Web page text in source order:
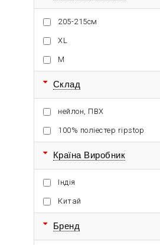
205-215см
XL
M
Склад
нейлон, ПВХ
100% поліестер ripstop
Країна Виробник
Індія
Китай
Бренд